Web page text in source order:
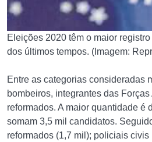
Eleições 2020 têm o maior
dos últimos tempos. (Imagem:
Entre as categorias consideradas
bombeiros, integrantes das
reformados. A maior quantidade é
somam 3,5 mil candidatos.
reformados (1,7 mil); policiais